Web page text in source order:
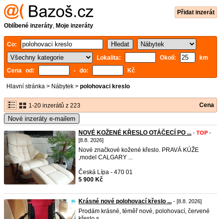
Přidat inzerát
Oblíbené inzeráty, Moje inzeráty
Co:
Lokalita:
Okolí:
km
Cena od:
- do: Kč
Hlavní stránka > Nábytek > polohovaci kreslo
1-20 inzerátů z 223 Cena
Nové inzeráty e-mailem
NOVÉ KOŽENÉ KŘESLO OTÁČECÍ PO ... - TOP -
[8.8. 2026]
Nové značkové kožené křeslo. PRAVÁ KÚŽE
,model CALGARY ...
Česká Lípa - 470 01
5 900 Kč
Krásné nové polohovací křeslo ... - [8.8. 2026]
Prodám krásné, téměř nové, polohovací, červené